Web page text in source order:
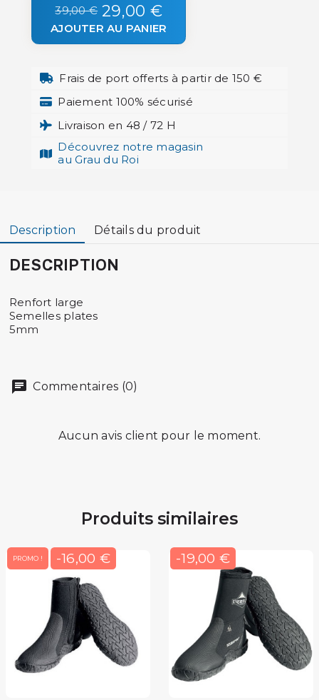
39,00 € 29,00 €
AJOUTER AU PANIER
Frais de port offerts à partir de 150 €
Paiement 100% sécurisé
Livraison en 48 / 72 H
Découvrez notre magasin
au Grau du Roi
Description Détails du produit
DESCRIPTION
Renfort large
Semelles plates
5mm
Commentaires (0)
Aucun avis client pour le moment.
Produits similaires
PROMO ! -16,00 € -19,00 €